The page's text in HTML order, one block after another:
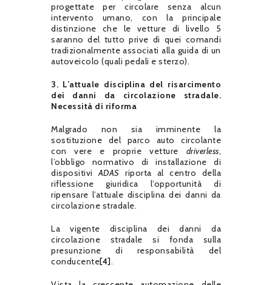
progettate per circolare senza alcun
intervento umano, con la principale
distinzione che le vetture di livello 5
saranno del tutto prive di quei comandi
tradizionalmente associati alla guida di un
autoveicolo (quali pedali e sterzo).
3. L’attuale disciplina del risarcimento
dei danni da circolazione stradale.
Necessità di riforma
Malgrado non sia imminente la
sostituzione del parco auto circolante
con vere e proprie vetture driverless,
l’obbligo normativo di installazione di
dispositiviADAS riporta al centro della
riflessione giuridica l’opportunità di
ripensare l’attuale disciplina dei danni da
circolazione stradale.
La vigente disciplina dei danni da
circolazione stradale si fonda sulla
presunzione di responsabilità del
conducente[4].